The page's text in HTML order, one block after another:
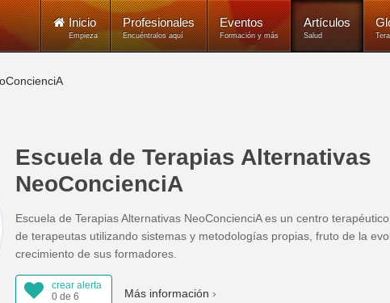
Inicio
Empieza
Profesionales
Encuéntralos aquí
Eventos
Formación y más
Artículos
Salud
Escuela de Terapias Alternativas
NeoConcienciA
Escuela de Terapias Alternativas NeoConcienciA es un centro
de terapeutas utilizando sistemas y metodologías propias, fruto de la
crecimiento de sus formadores.
crear alerta
0 de 6
Más información